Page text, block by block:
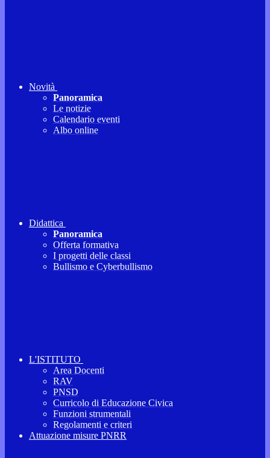
Novità
Panoramica
Le notizie
Calendario eventi
Albo online
Didattica
Panoramica
Offerta formativa
I progetti delle classi
Bullismo e Cyberbullismo
L'ISTITUTO
Area Docenti
RAV
PNSD
Curricolo di Educazione Civica
Funzioni strumentali
Regolamenti e criteri
Attuazione misure PNRR